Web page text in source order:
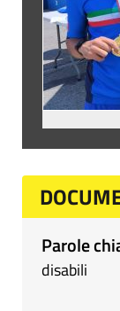
Parole
disabili